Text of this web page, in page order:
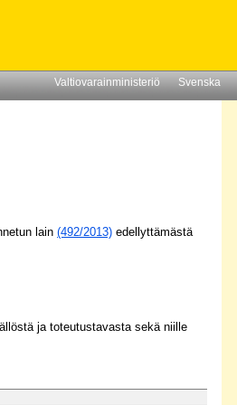
Valtiovarainministeriö Svenska
lain (492/2013) edellyttämästä
ja toteutustavasta sekä niille